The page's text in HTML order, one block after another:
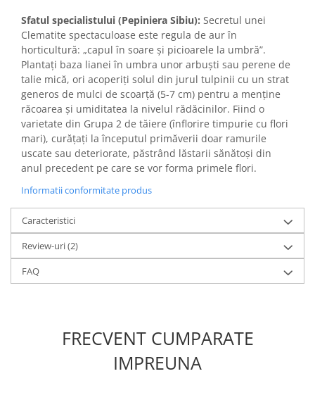
Sfatul specialistului (Pepiniera Sibiu): Secretul unei
Clematite spectaculoase este regula de aur în
horticultură: „capul în soare și picioarele la umbră”.
Plantați baza lianei în umbra unor arbuști sau perene de
talie mică, ori acoperiți solul din jurul tulpinii cu un strat
generos de mulci de scoarță (5-7 cm) pentru a menține
răcoarea și umiditatea la nivelul rădăcinilor. Fiind o
varietate din Grupa 2 de tăiere (înflorire timpurie cu flori
mari), curățați la începutul primăverii doar ramurile
uscate sau deteriorate, păstrând lăstarii sănătoși din
anul precedent pe care se vor forma primele flori.
Informatii conformitate produs
Caracteristici
Review-uri(2)
FAQ
FRECVENT CUMPARATE
IMPREUNA